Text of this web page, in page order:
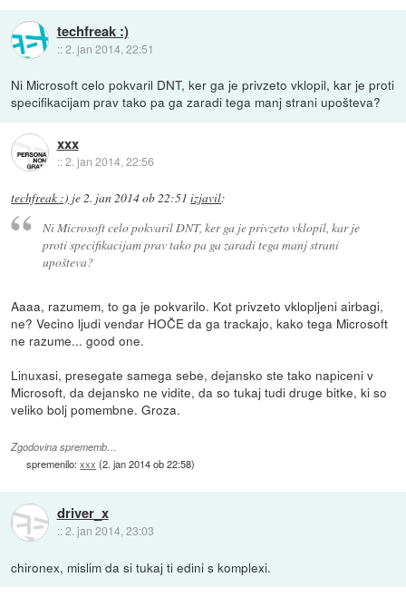
techfreak :)
::2. jan 2014, 22:51
Ni Microsoft celo pokvaril DNT, ker ga je privzeto vklopil, kar je proti
specifikacijam prav tako pa ga zaradi tega manj strani upošteva?
xxx
::2. jan 2014, 22:56
techfreak :) je 2. jan 2014 ob 22:51 izjavil:
Ni Microsoft celo pokvaril DNT, ker ga je privzeto vklopil, kar je
proti specifikacijam prav tako pa ga zaradi tega manj strani
upošteva?
Aaaa, razumem, to ga je pokvarilo. Kot privzeto vklopljeni airbagi,
ne? Vecino ljudi vendar HOČE da ga trackajo, kako tega Microsoft
ne razume... good one.
Linuxasi, presegate samega sebe, dejansko ste tako napiceni v
Microsoft, da dejansko ne vidite, da so tukaj tudi druge bitke, ki so
veliko bolj pomembne. Groza.
Zgodovina sprememb…
spremenilo:xxx (2. jan 2014 ob 22:58)
driver_x
::2. jan 2014, 23:03
chironex, mislim da si tukaj ti edini s komplexi.